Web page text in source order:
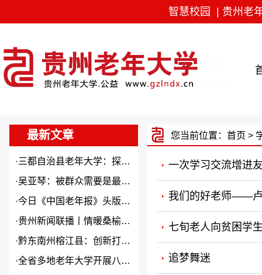
智慧校园 贵州老
最新文章
·三都自治县老年大学：探索“N...
·吴亚琴：被群众需要是最大幸福
·今日《中国老年报》头版头条关...
·贵州新闻联播丨情暖桑榆 “银...
·黔东南州榕江县：创新打造本土...
·全省多地老年大学开展八一建军...
您当前位置： 首页 >
一次学习交流增进
我们的好老师——
七旬老人向贫困学
追梦舞迷